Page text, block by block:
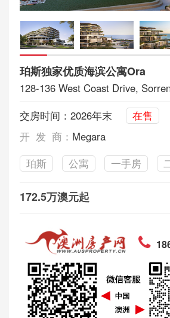
珀斯独家优质海滨公寓Ora
128-136 West Coast Drive,
交房时间：2026年末
在售
开 发 商： Megara
珀斯
公寓 一手房
172.5万澳元起